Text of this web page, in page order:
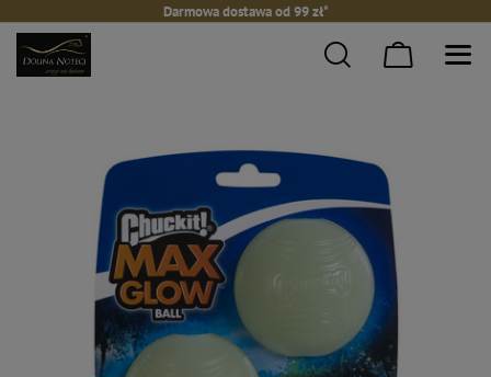
Darmowa dostawa od 99 zł*